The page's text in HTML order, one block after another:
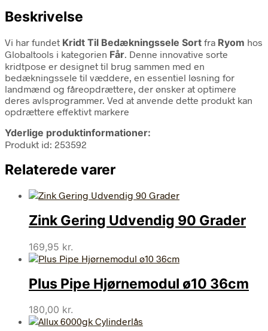
Beskrivelse
Vi har fundet Kridt Til Bedækningssele Sort fra Ryom hos
Globaltools i kategorien Får. Denne innovative sorte
kridtpose er designet til brug sammen med en
bedækningssele til væddere, en essentiel løsning for
landmænd og fåreopdrættere, der ønsker at optimere
deres avlsprogrammer. Ved at anvende dette produkt kan
opdrættere effektivt markere
Yderlige produktinformationer:
Produkt id: 253592
Relaterede varer
Zink Gering Udvendig 90 Grader
169,95 kr.
Plus Pipe Hjørnemodul ø10 36cm
180,00 kr.